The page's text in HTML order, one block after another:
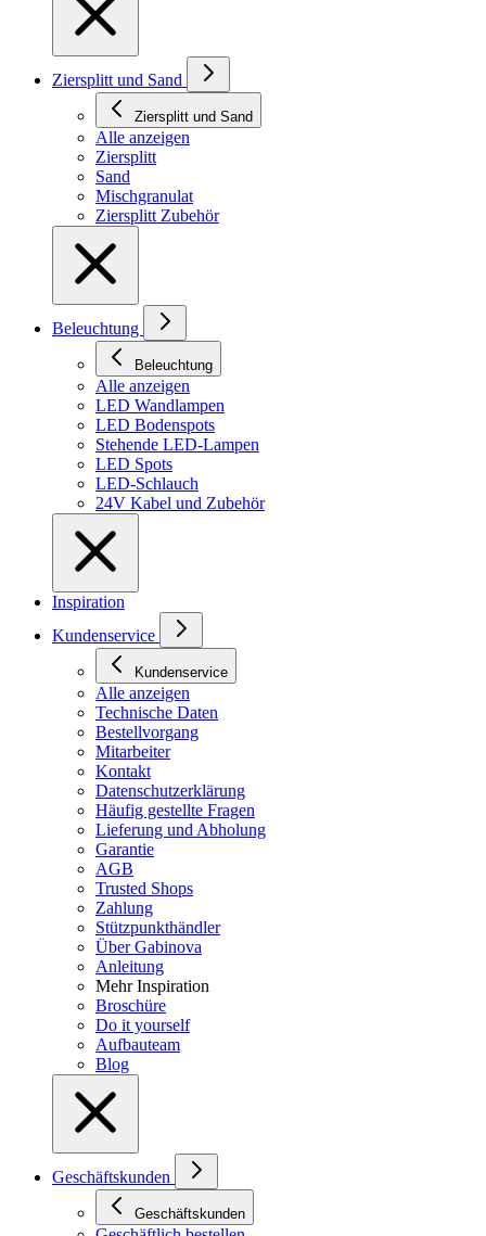
Ziersplitt und Sand
Ziersplitt und Sand
Alle anzeigen
Ziersplitt
Sand
Mischgranulat
Ziersplitt Zubehör
Beleuchtung
Beleuchtung
Alle anzeigen
LED Wandlampen
LED Bodenspots
Stehende LED-Lampen
LED Spots
LED-Schlauch
24V Kabel und Zubehör
Inspiration
Kundenservice
Kundenservice
Alle anzeigen
Technische Daten
Bestellvorgang
Mitarbeiter
Kontakt
Datenschutzerklärung
Häufig gestellte Fragen
Lieferung und Abholung
Garantie
AGB
Trusted Shops
Zahlung
Stützpunkthändler
Über Gabinova
Anleitung
Mehr Inspiration
Broschüre
Do it yourself
Aufbauteam
Blog
Geschäftskunden
Geschäftskunden